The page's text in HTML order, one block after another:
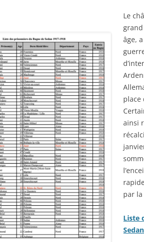
Le
grand
âge,
place
ainsi
par
Liste